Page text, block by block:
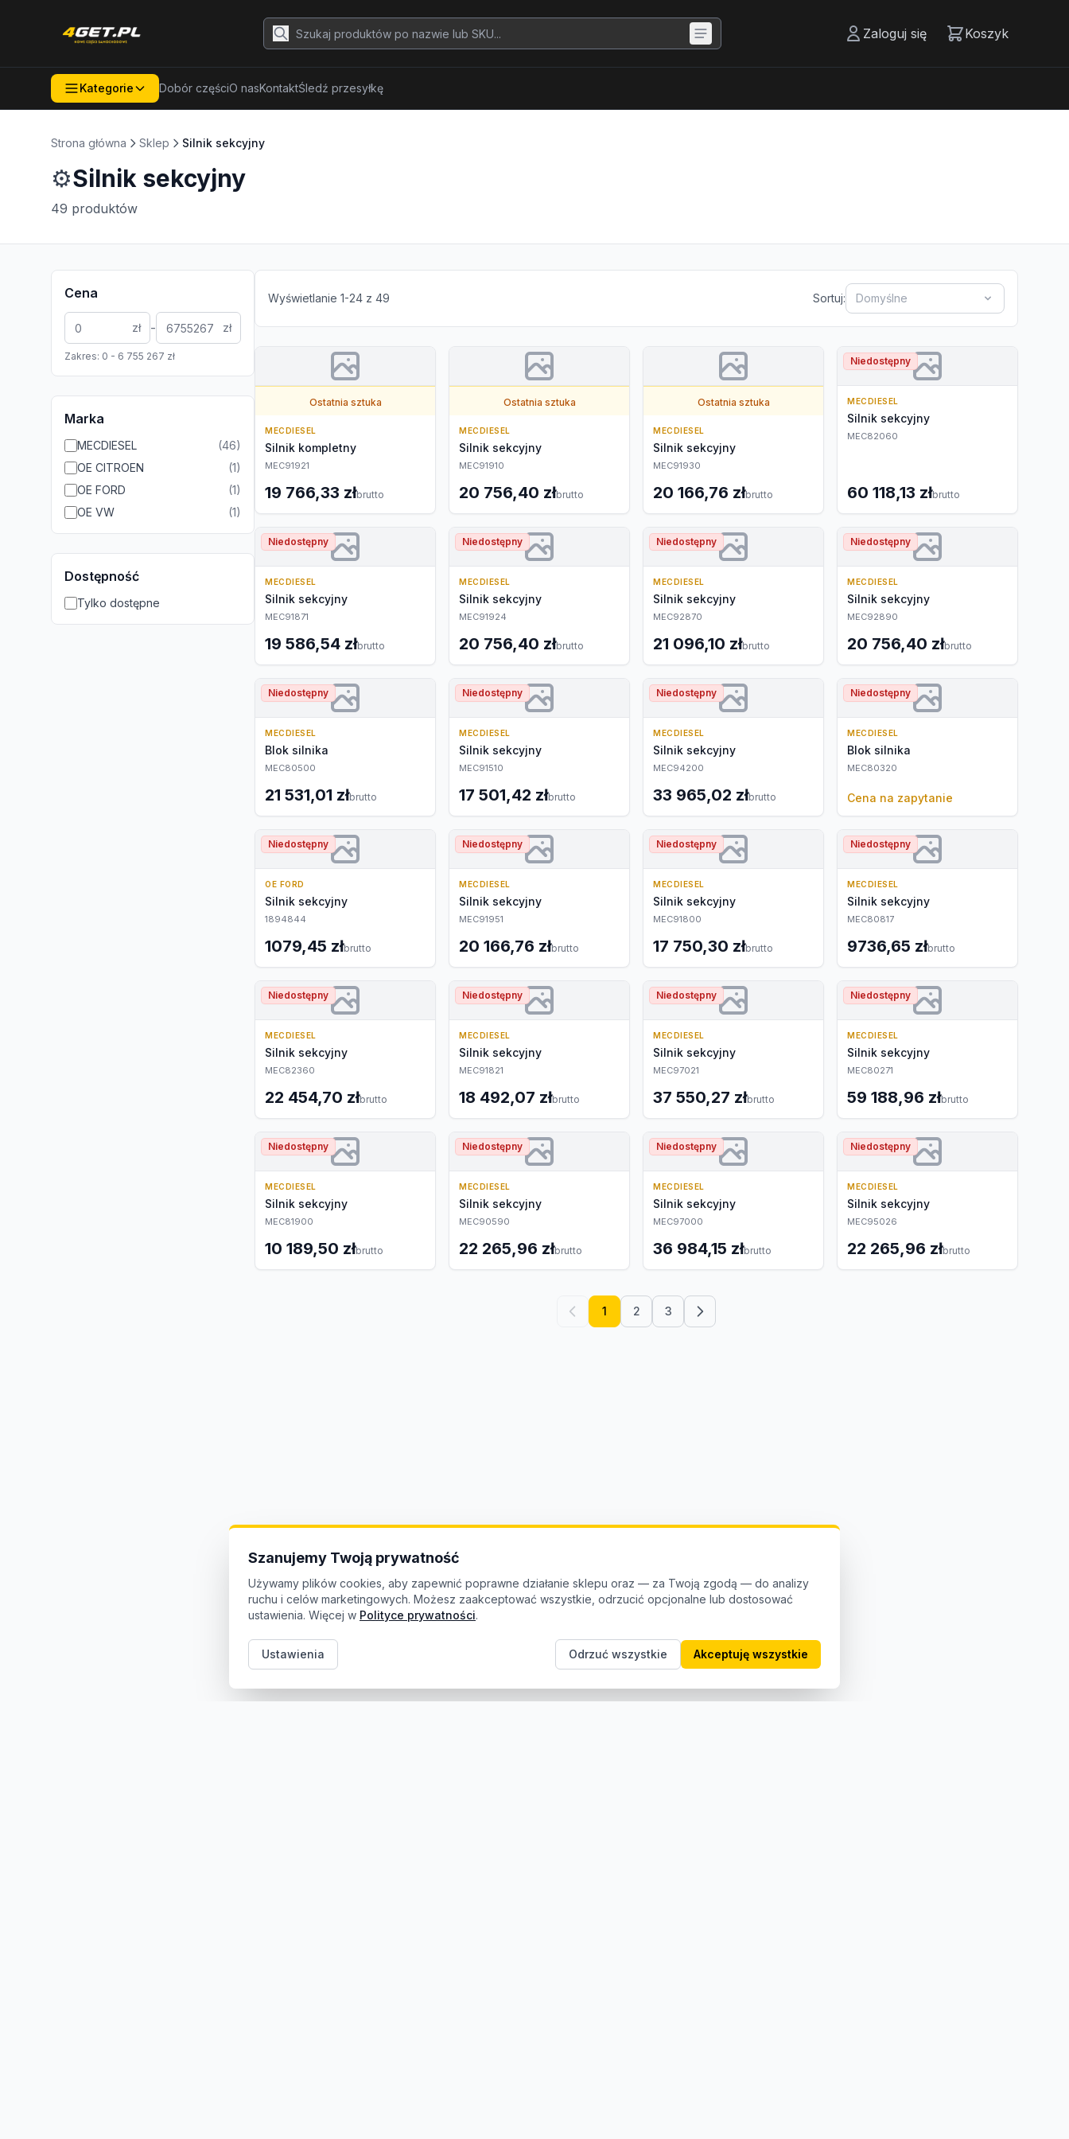
Zaloguj się Koszyk
Kategorie Dobór częściO nasKontaktŚledź przesyłkę
Strona główna Sklep Silnik sekcyjny
⚙️Silnik sekcyjny
49 produktów
Cena
zł - zł
Zakres: 0 - 6 755 267 zł
Marka
MECDIESEL (46)
OE CITROEN
(1)
OE FORD
(1)
OE VW
(1)
Dostępność
Tylko dostępne
Wyświetlanie 1-24 z 49 Sortuj: Domyślne
Ostatnia sztuka
MECDIESEL
Silnik kompletny
MEC91921
19 766,33 złbrutto
Ostatnia sztuka
MECDIESEL
Silnik sekcyjny
MEC91910
20 756,40 złbrutto
Ostatnia sztuka
MECDIESEL
Silnik sekcyjny
MEC91930
20 166,76 złbrutto
Niedostępny
MECDIESEL
Silnik sekcyjny
MEC82060
60 118,13 złbrutto
Niedostępny
MECDIESEL
Silnik sekcyjny
MEC91871
19 586,54 złbrutto
Niedostępny
MECDIESEL
Silnik sekcyjny
MEC91924
20 756,40 złbrutto
Niedostępny
MECDIESEL
Silnik sekcyjny
MEC92870
21 096,10 złbrutto
Niedostępny
MECDIESEL
Silnik sekcyjny
MEC92890
20 756,40 złbrutto
Niedostępny
MECDIESEL
Blok silnika
MEC80500
21 531,01 złbrutto
Niedostępny
MECDIESEL
Silnik sekcyjny
MEC91510
17 501,42 złbrutto
Niedostępny
MECDIESEL
Silnik sekcyjny
MEC94200
33 965,02 złbrutto
Niedostępny
MECDIESEL
Blok silnika
MEC80320
Cena na zapytanie
Niedostępny
OE FORD
Silnik sekcyjny
1894844
1079,45 złbrutto
Niedostępny
MECDIESEL
Silnik sekcyjny
MEC91951
20 166,76 złbrutto
Niedostępny
MECDIESEL
Silnik sekcyjny
MEC91800
17 750,30 złbrutto
Niedostępny
MECDIESEL
Silnik sekcyjny
MEC80817
9736,65 złbrutto
Niedostępny
MECDIESEL
Silnik sekcyjny
MEC82360
22 454,70 złbrutto
Niedostępny
MECDIESEL
Silnik sekcyjny
MEC91821
18 492,07 złbrutto
Niedostępny
MECDIESEL
Silnik sekcyjny
MEC97021
37 550,27 złbrutto
Niedostępny
MECDIESEL
Silnik sekcyjny
MEC80271
59 188,96 złbrutto
Niedostępny
MECDIESEL
Silnik sekcyjny
MEC81900
10 189,50 złbrutto
Niedostępny
MECDIESEL
Silnik sekcyjny
MEC90590
22 265,96 złbrutto
Niedostępny
MECDIESEL
Silnik sekcyjny
MEC97000
36 984,15 złbrutto
Niedostępny
MECDIESEL
Silnik sekcyjny
MEC95026
22 265,96 złbrutto
1 2 3
Szanujemy Twoją prywatność
Używamy plików cookies, aby zapewnić poprawne działanie sklepu oraz — za Twoją zgodą — do analizy
ruchu i celów marketingowych. Możesz zaakceptować wszystkie, odrzucić opcjonalne lub dostosować
ustawienia. Więcej w Polityce prywatności.
Ustawienia Odrzuć wszystkie Akceptuję wszystkie